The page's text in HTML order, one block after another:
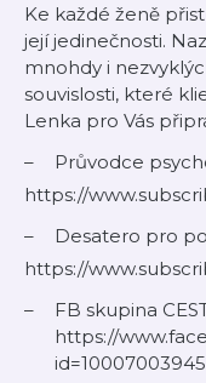
Ke každé ženě
její jedinečnosti.
mnohdy i
souvislosti, které
Lenka pro Vás
Průvodce
https://
Desatero pro
https://
FB skupina
https://